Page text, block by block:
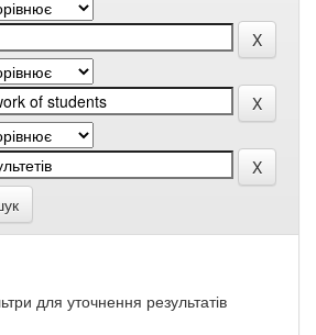
для уточнення результатів